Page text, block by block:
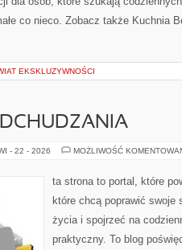
co nieco. Zobacz także Kuchnia
EKSKLUZYWNOŚCI
- 22 - 2026 MOŻLIWOŚĆ
ta strona to portal, które
które chcą poprawić
życia i spojrzeć na
praktyczny. To blog